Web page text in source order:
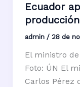
Ecuador
admin / 28 de
El ministro
Foto: ÚN El
Carlos Pérez